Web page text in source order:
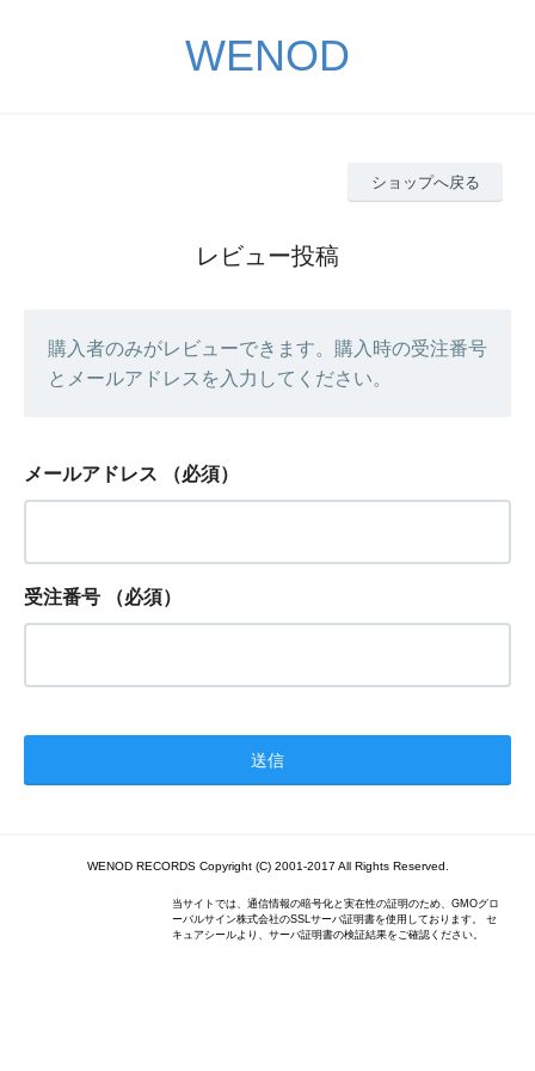
WENOD
ショップへ戻る
レビュー投稿
購入者のみがレビューできます。購入時の受注番号
とメールアドレスを入力してください。
メールアドレス （必須）
受注番号 （必須）
WENOD RECORDS Copyright (C) 2001-2017 All Rights Reserved.
当サイトでは、通信情報の暗号化と実在性の証明のため、GMOグロ
ーバルサイン株式会社のSSLサーバ証明書を使用しております。 セ
キュアシールより、サーバ証明書の検証結果をご確認ください。